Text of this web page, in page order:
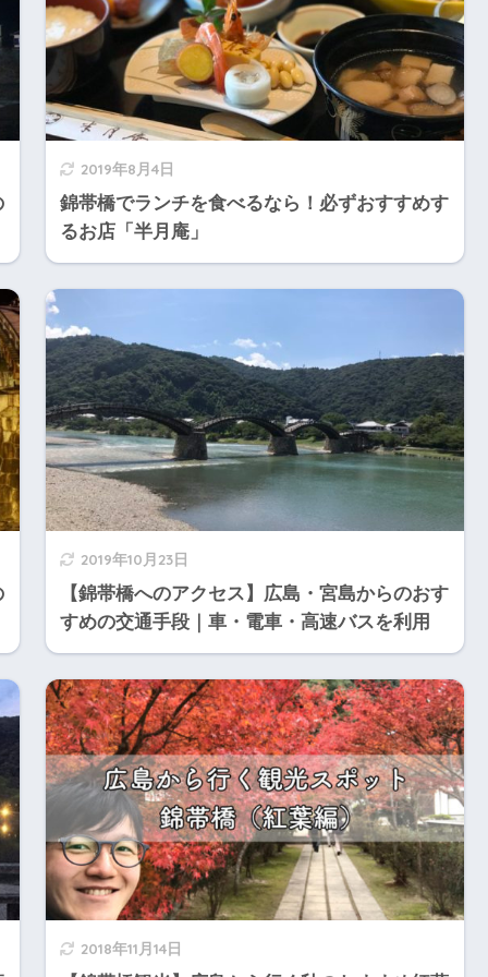
2019年8月4日
錦帯橋でランチを食べるなら！必ずおすすめす
るお店「半月庵」
2019年10月23日
【錦帯橋へのアクセス】広島・宮島からのおす
すめの交通手段｜車・電車・高速バスを利用
2018年11月14日